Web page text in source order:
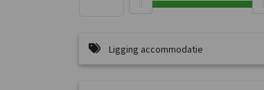
Ligging accommodatie